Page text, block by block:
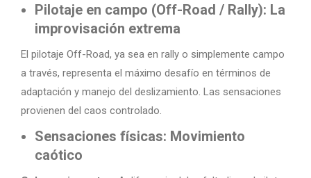
Pilotaje en campo (Off-Road / Rally): La
improvisación extrema
El pilotaje Off-Road, ya sea en rally o simplemente campo
a través, representa el máximo desafío en términos de
adaptación y manejo del deslizamiento. Las sensaciones
provienen del caos controlado.
Sensaciones físicas: Movimiento
caótico